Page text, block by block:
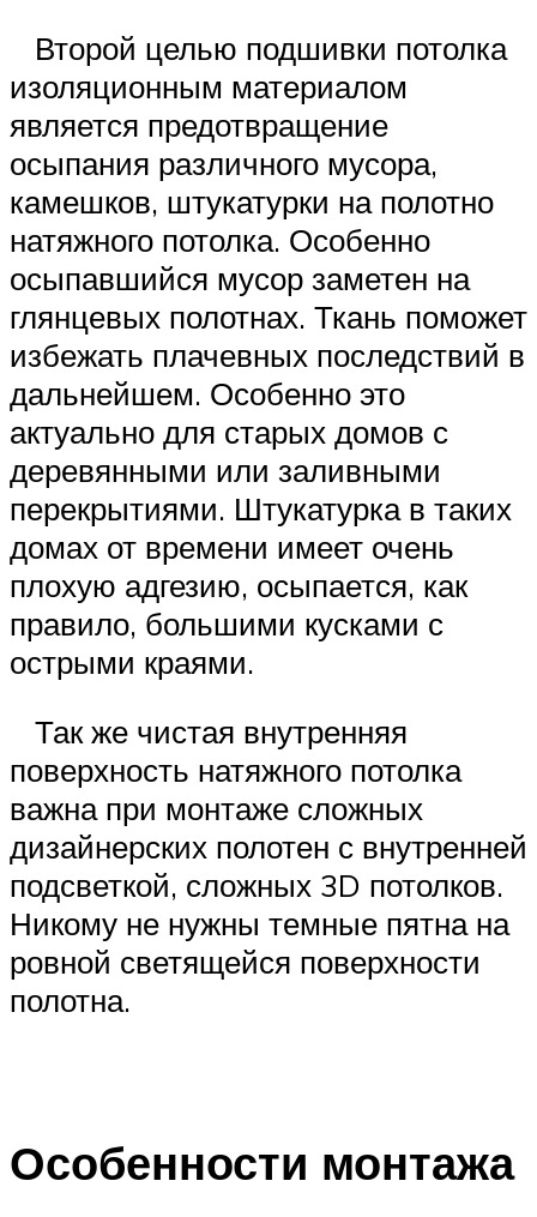
Второй целью подшивки потолка
изоляционным материалом
является предотвращение
осыпания различного мусора,
камешков, штукатурки на полотно
натяжного потолка. Особенно
осыпавшийся мусор заметен на
глянцевых полотнах. Ткань поможет
избежать плачевных последствий в
дальнейшем. Особенно это
актуально для старых домов с
деревянными или заливными
перекрытиями. Штукатурка в таких
домах от времени имеет очень
плохую адгезию, осыпается, как
правило, большими кусками с
острыми краями.
Так же чистая внутренняя
поверхность натяжного потолка
важна при монтаже сложных
дизайнерских полотен с внутренней
подсветкой, сложных 3D потолков.
Никому не нужны темные пятна на
ровной светящейся поверхности
полотна.
Особенности монтажа